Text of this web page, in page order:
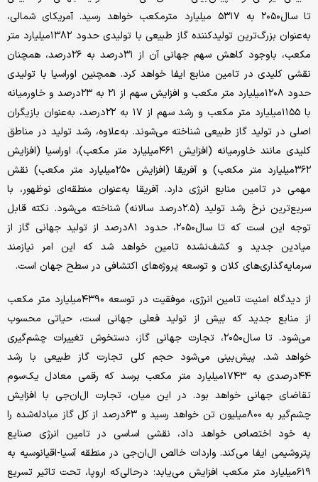
تا سال۲۰۵۰ به ۵۳۱۷ میلیارد مترمکعب خواهد رسید. آمریکای شمالی،
به‌عنوان بزرگ‌ترین تولیدکننده گاز طبیعی با تولیدی حدود ۱۳۸۲میلیارد متر
مکعب، باوجود کاهش سهم جهانی آن از ۳۱درصد به ۲۶درصد، همچنان
نقشی کلیدی در تامین منابع ایفا خواهد کرد. همچنین اوراسیا با تولیدی
حدود ۱۲۰۸میلیارد متر مکعب و افزایش سهم از ۲۱ به ۲۳درصد و خاورمیانه
با ۱۱۵۵میلیارد متر مکعب و رشد سهم از ۱۷ به ۲۲درصد، به‌عنوان بازیگران
اصلی در تولید گاز طبیعی شناخته می‌شوند. به‌علاوه، رشد تولید در مناطق
کلیدی مانند خاورمیانه (افزایش ۴۶۱میلیارد متر مکعب)، اوراسیا (افزایش
۳۶۲میلیارد متر مکعب) و آفریقا (افزایش ۲۵۰میلیارد متر مکعب) نقش
مهمی در تامین منابع انرژی دارد. آفریقا به‌عنوان منطقه‌ای نوظهور، با
سریع‌ترین نرخ رشد تولید (۲.۵درصد سالانه) شناخته می‌شود. نکته قابل
توجه این است که تا سال۲۰۵۰، حدود ۸۱درصد از تولید جهانی گاز از
میادین جدید و کشف‌نشده تامین خواهد شد که این امر نیازمند
سرمایه‌گذاری‌های کلان و توسعه پروژه‌های اکتشافی در سطح جهان است.
از دیدگاه امنیت تامین انرژی، موفقیت در توسعه ۴۳۹۰میلیارد متر مکعب
از منابع جدید که بیش از تولید فعلی جهانی است، حیاتی محسوب
می‌شود. تا سال۲۰۵۰، تجارت جهانی گاز، دستخوش تغییرات چشم‌گیری
خواهد شد. پیش‌بینی می‌شود حجم کلی تجارت گاز طبیعی با رشد
۴۴درصدی به ۱۷۴۳میلیارد متر مکعب برسد که رقمی معادل یک‌سوم
تقاضای جهانی خواهد بود. در این میان، تجارت ال‌ان‌جی با افزایش
چشم‌گیر به ۸۰۰میلیون تن خواهد رسید و ۶۳درصد از کل گاز مبادله‌شده را
به خود اختصاص خواهد داد، نقشی اساسی در تامین انرژی صنایع
پتروشیمی ایفا می‌کند. واردات خالص ال‌ان‌جی در منطقه آسیا-اقیانوسیه به
۶۱۹میلیارد متر مکعب افزایش می‌یابد؛ درحالی‌که اروپا، تحت تاثیر تسریع